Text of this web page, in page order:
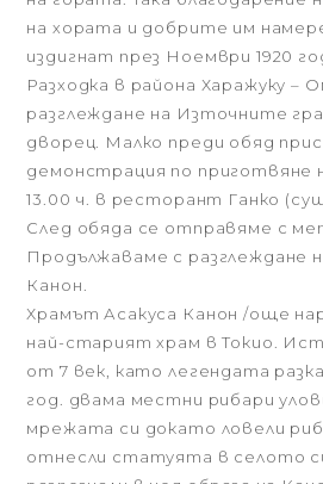
на хората и добрите им
издигнат през Ноември 1920
Разходка в района Харажуку –
разглеждане на Източните
дворец. Малко преди обяд
демонстрация по приготвяне
13.00 ч. в ресторант Ганко
След обяда се отправяме с
Продължаваме с разглеждане
Канон.
Храмът Асакуса Канон /още
най-старият храм в Токио.
от 7 век, като легендата
год. двама местни рибари
мрежата си докато ловели
отнесли статуята в селото